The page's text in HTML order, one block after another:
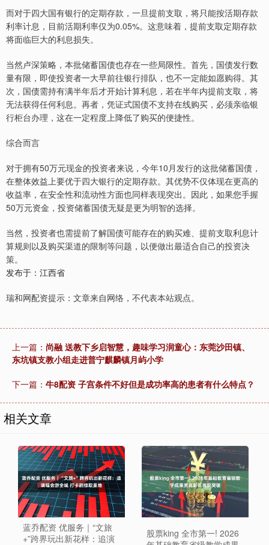
而对于四大国有银行的定期存款，一旦提前支取，将只能按活期存款
利率计息，目前活期利率仅为0.05%。这意味着，提前支取定期存款
将面临巨大的利息损失。
当然卢深策略，本批储蓄国债也存在一些局限性。首先，国债发行数
量有限，即使投资者一大早前往银行排队，也不一定能如愿购得。其
次，国债需持有满半年后才开始计算利息，若在半年内提前支取，将
无法获得任何利息。再者，凭证式国债不支持在线购买，必须亲临银
行柜台办理，这在一定程度上降低了购买的便捷性。
综合而言
对于拥有50万元现金的投资者来说，今年10月发行的这批储蓄国债，
在整体效益上要优于四大银行的定期存款。其优势不仅体现在更高的
收益率，在安全性和流动性方面也同样表现突出。因此，如果您手握
50万元资金，投资储蓄国债无疑是更为明智的选择。
当然，投资者也需提前了解国债可能存在的购买难、提前支取利息计
算规则以及购买渠道的限制等问题，以便做出最适合自己的投资决
策。
发布于：江西省
瑞和网配资提示：文章来自网络，不代表本站观点。
上一篇： 尚融 送教下乡启智慧，趣味学习润童心：东莞沙田镇、
东坑镇支教小组走进普宁麒麟镇月屿小学
下一篇： 牛8配资 子宫条件不好但是成功率高的患者有什么特点？
相关文章
蓝乔配资 优服务｜“文旅
+”跨界玩出新花样：追演
股票king 全市第一! 2026